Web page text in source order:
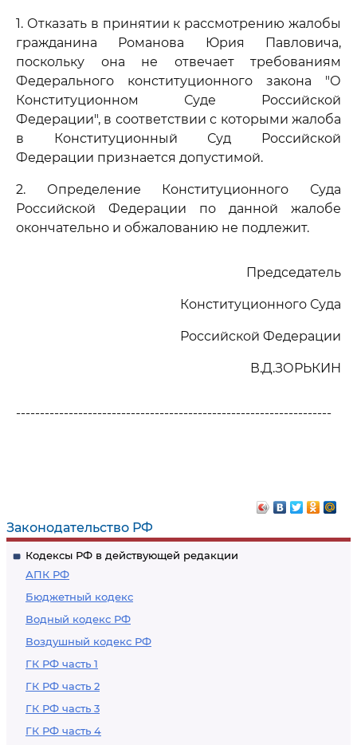
Законодательство РФ
Кодексы РФ в действующей редакции
АПК РФ
Бюджетный кодекс
Водный кодекс РФ
Воздушный кодекс РФ
ГК РФ часть 1
ГК РФ часть 2
ГК РФ часть 3
ГК РФ часть 4
1. Отказать в принятии к рассмотрению жалобы
гражданина Романова Юрия Павловича,
поскольку она не отвечает требованиям
Федерального конституционного закона "О
Конституционном Суде Российской
Федерации", в соответствии с которыми жалоба
в Конституционный Суд Российской
Федерации признается допустимой.
2. Определение Конституционного Суда
Российской Федерации по данной жалобе
окончательно и обжалованию не подлежит.
Председатель
Конституционного Суда
Российской Федерации
В.Д.ЗОРЬКИН
------------------------------------------------------------------